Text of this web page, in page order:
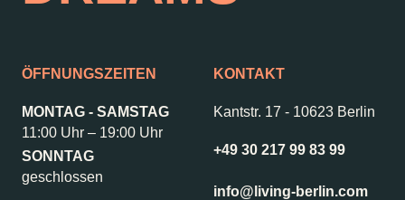
ÖFFNUNGSZEITEN
MONTAG - SAMSTAG
11:00 Uhr – 19:00 Uhr
SONNTAG
geschlossen
KONTAKT
Kantstr. 17 - 10623 Berlin
+49 30 217 99 83 99
info@living-berlin.com